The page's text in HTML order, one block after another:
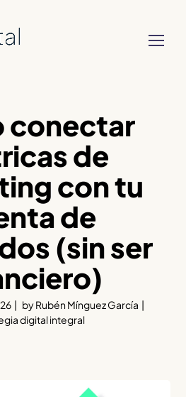
conectar
de
con tu
de
(sin ser
byRubén Mínguez García
digital integral